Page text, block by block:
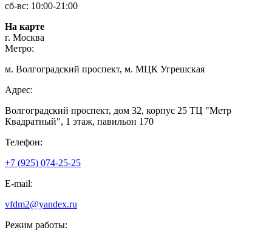
сб-вс: 10:00-21:00
На карте
г. Москва
Метро:
м. Волгоградский проспект, м. МЦК Угрешская
Адрес:
Волгоградский проспект, дом 32, корпус 25 ТЦ "Метр
Квадратный", 1 этаж, павильон 170
Телефон:
+7 (925) 074-25-25
E-mail:
vfdm2@yandex.ru
Режим работы: